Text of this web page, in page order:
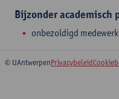
Bijzonder academisch
onbezoldigd
© UAntwerpenPrivacybeleid